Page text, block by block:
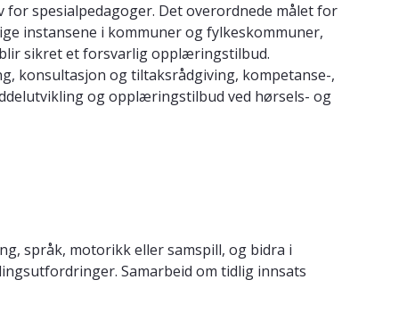
spesialpedagoger. Det overordnede målet for
instansene i kommuner og fylkeskommuner,
sikret et forsvarlig opplæringstilbud.
konsultasjon og tiltaksrådgiving, kompetanse-,
og opplæringstilbud ved hørsels- og
språk, motorikk eller samspill, og bidra i
Samarbeid om tidlig innsats